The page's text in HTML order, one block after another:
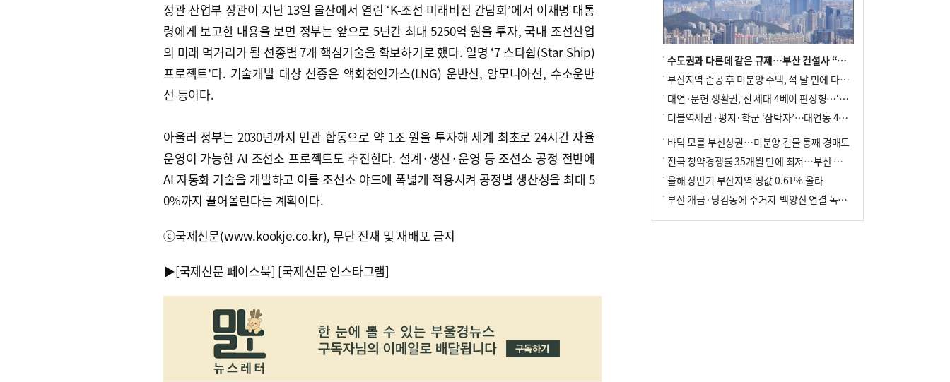
정관 산업부 장관이 지난 13일 울산에서 열린 ‘K-조선 미래비전 간담회’에서 이재명 대통
령에게 보고한 내용을 보면 정부는 앞으로 5년간 최대 5250억 원을 투자, 국내 조선산업
의 미래 먹거리가 될 선종별 7개 핵심기술을 확보하기로 했다. 일명 ‘7 스타쉽(Star Ship)
프로젝트’다. 기술개발 대상 선종은 액화천연가스(LNG) 운반선, 암모니아선, 수소운반
선 등이다.
아울러 정부는 2030년까지 민관 합동으로 약 1조 원을 투자해 세계 최초로 24시간 자율
운영이 가능한 AI 조선소 프로젝트도 추진한다. 설계·생산·운영 등 조선소 공정 전반에
AI 자동화 기술을 개발하고 이를 조선소 야드에 폭넓게 적용시켜 공정별 생산성을 최대 5
0%까지 끌어올린다는 계획이다.
ⓒ국제신문(www.kookje.co.kr), 무단 전재 및 재배포 금지
▶[국제신문 페이스북] [국제신문 인스타그램]
수도권과 다른데 같은 규제…부산 건설사 “쓰러지기 직전”
부산지역 준공 후 미분양 주택, 석 달 만에 다시 3000가구 넘어서
대연·문현 생활권, 전 세대 4베이 판상형…‘더샵 트리센트’ 내달 분양
더블역세권·평지·학군 ‘삼박자’…대연동 42층 브랜드 단지
바닥 모를 부산상권…미분양 건물 통째 경매도
전국 청약경쟁률 35개월 만에 최저…부산 미분양 ‘적체’ 심화
올해 상반기 부산지역 땅값 0.61% 올라
부산 개금·당감동에 주거지-백양산 연결 녹지 조성